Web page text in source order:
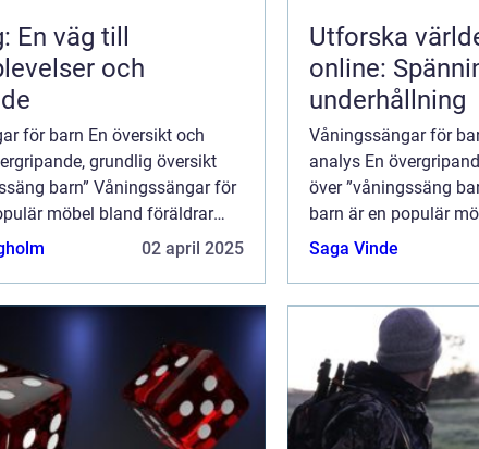
En väg till
och
för barn En översikt och
grundlig översikt
barn” Våningssängar för
möbel bland föräldrar
barn eller begränsat utrymme i
02 april 2025
Utforska
online:
underhållning
Våningssängar för
analys En
över ”våningssäng
barn är en populär
som har flera barn
Saga Vinde